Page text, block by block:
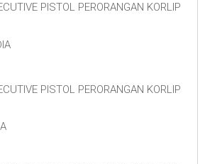
PISTOL PERORANGAN KORLIP
PISTOL PERORANGAN KORLIP